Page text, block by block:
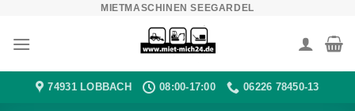
springen
MIETMASCHINEN SEEGARDEL
74931 LOBBACH 08:00-17:00 06226 78450-13